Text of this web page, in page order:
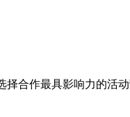
合作最具影响力的活